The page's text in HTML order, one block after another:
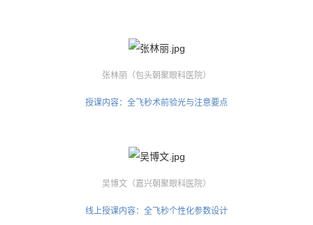
张林丽（包头朝聚眼科医院）
授课内容：全飞秒术前验光与注意要点
吴博文（嘉兴朝聚眼科医院）
线上授课内容：全飞秒个性化参数设计